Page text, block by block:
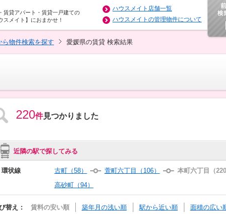
賃貸アパート・賃貸一戸建ての
スメイト】におまかせ！
ハウスメイト店舗一覧
ハウスメイトの管理物件について
ら物件検索を探す 愛媛県の賃貸 検索結果
220件見つかりました
近隣の駅で探してみる
環状線 古町（58） 萱町六丁目（106） 本町六丁目（220
高砂町（94）
替え： 賃料の安い順 築年月の浅い順 駅から近い順 面積の広い